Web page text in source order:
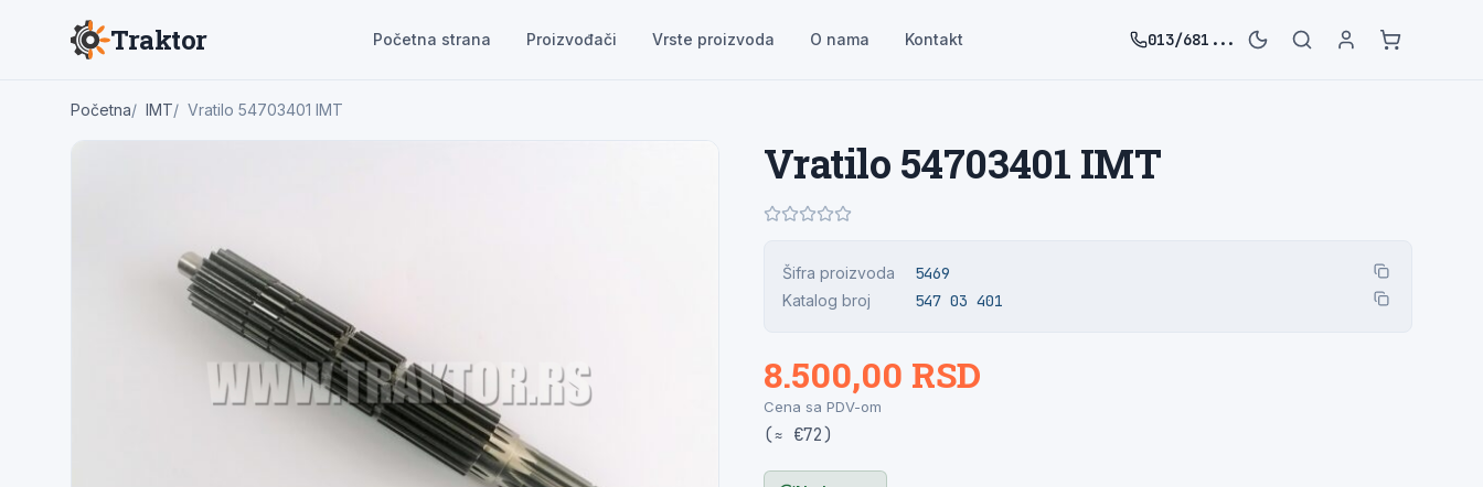
Traktor Početna strana Proizvođači Vrste proizvoda O nama Kontakt 013/681...
Početna IMT Vratilo 54703401 IMT
Vratilo 54703401 IMT
Šifra proizvoda 5469
Katalog broj 547 03 401
8.500,00 RSD
Cena sa PDV-om
(≈ €72)